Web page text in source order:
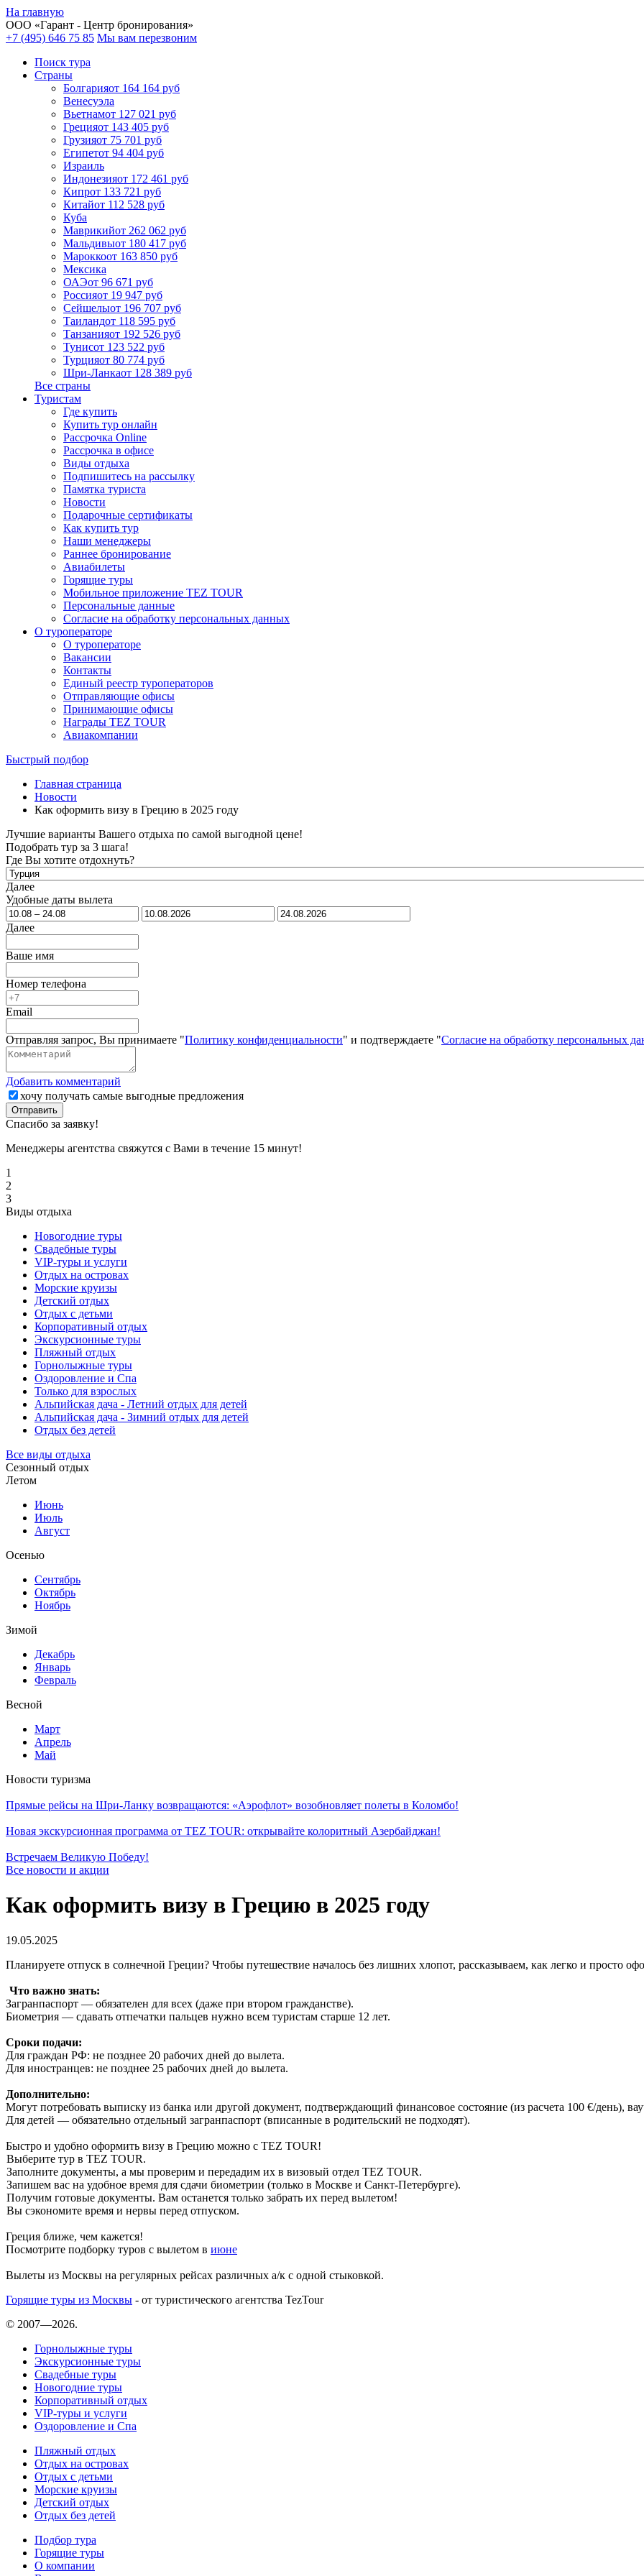
На главную
ООО «Гарант - Центр бронирования»
+7 (495) 646 75 85 Мы вам перезвоним
Поиск тура
Cтраны
Болгарияот 164 164 руб
Венесуэла
Вьетнамот 127 021 руб
Грецияот 143 405 руб
Грузияот 75 701 руб
Египетот 94 404 руб
Израиль
Индонезияот 172 461 руб
Кипрот 133 721 руб
Китайот 112 528 руб
Куба
Маврикийот 262 062 руб
Мальдивыот 180 417 руб
Мароккоот 163 850 руб
Мексика
ОАЭот 96 671 руб
Россияот 19 947 руб
Сейшелыот 196 707 руб
Таиландот 118 595 руб
Танзанияот 192 526 руб
Тунисот 123 522 руб
Турцияот 80 774 руб
Шри-Ланкаот 128 389 руб
Все страны
Туристам
Где купить
Купить тур онлайн
Рассрочка Online
Рассрочка в офисе
Виды отдыха
Подпишитесь на рассылку
Памятка туриста
Новости
Подарочные сертификаты
Как купить тур
Наши менеджеры
Раннее бронирование
Авиабилеты
Горящие туры
Мобильное приложение TEZ TOUR
Персональные данные
Согласие на обработку персональных данных
О туроператоре
О туроператоре
Вакансии
Контакты
Единый реестр туроператоров
Отправляющие офисы
Принимающие офисы
Награды TEZ TOUR
Авиакомпании
Быстрый подбор
Главная страница
Новости
Как оформить визу в Грецию в 2025 году
Лучшие варианты Вашего отдыха по самой выгодной цене!
Подобрать тур за 3 шага!
Где Вы хотите отдохнуть?
Далее
Удобные даты вылета
Далее
Ваше имя
Номер телефона
Email
Отправляя запрос, Вы принимаете "Политику конфиденциальности" и подтверждаете "Согласие на обработку персональных
Добавить комментарий
хочу получать самые выгодные предложения
Отправить
Спасибо за заявку!
Менеджеры агентства свяжутся с Вами в течение 15 минут!
1
2
3
Виды отдыха
Новогодние туры
Свадебные туры
VIP-туры и услуги
Отдых на островах
Морские круизы
Детский отдых
Отдых с детьми
Корпоративный отдых
Экскурсионные туры
Пляжный отдых
Горнолыжные туры
Оздоровление и Спа
Только для взрослых
Альпийская дача - Летний отдых для детей
Альпийская дача - Зимний отдых для детей
Отдых без детей
Все виды отдыха
Сезонный отдых
Летом
Июнь
Июль
Август
Осенью
Сентябрь
Октябрь
Ноябрь
Зимой
Декабрь
Январь
Февраль
Весной
Март
Апрель
Май
Новости туризма
Прямые рейсы на Шри-Ланку возвращаются: «Аэрофлот» возобновляет полеты в Коломбо!
Новая экскурсионная программа от TEZ TOUR: открывайте колоритный Азербайджан!
Встречаем Великую Победу!
Все новости и акции
Как оформить визу в Грецию в 2025 году
19.05.2025
Планируете отпуск в солнечной Греции? Чтобы путешествие началось без лишних хлопот, рассказываем, как легко и просто
Что важно знать:
Загранпаспорт — обязателен для всех (даже при втором гражданстве).
Биометрия — сдавать отпечатки пальцев нужно всем туристам старше 12 лет.
Сроки подачи:
Для граждан РФ: не позднее 20 рабочих дней до вылета.
Для иностранцев: не позднее 25 рабочих дней до вылета.
Дополнительно:
Могут потребовать выписку из банка или другой документ, подтверждающий финансовое состояние (из расчета 100 €/день),
Для детей — обязательно отдельный загранпаспорт (вписанные в родительский не подходят).
Быстро и удобно оформить визу в Грецию можно с TEZ TOUR!
Выберите тур в TEZ TOUR.
Заполните документы, а мы проверим и передадим их в визовый отдел TEZ TOUR.
Запишем вас на удобное время для сдачи биометрии (только в Москве и Санкт-Петербурге).
Получим готовые документы. Вам останется только забрать их перед вылетом!
Вы сэкономите время и нервы перед отпуском.
Греция ближе, чем кажется!
Посмотрите подборку туров с вылетом в июне
Вылеты из Москвы на регулярных рейсах различных а/к с одной стыковкой.
Горящие туры из Москвы - от туристического агентства TezTour
© 2007—2026.
Горнолыжные туры
Экскурсионные туры
Свадебные туры
Новогодние туры
Корпоративный отдых
VIP-туры и услуги
Оздоровление и Спа
Пляжный отдых
Отдых на островах
Отдых с детьми
Морские круизы
Детский отдых
Отдых без детей
Подбор тура
Горящие туры
О компании